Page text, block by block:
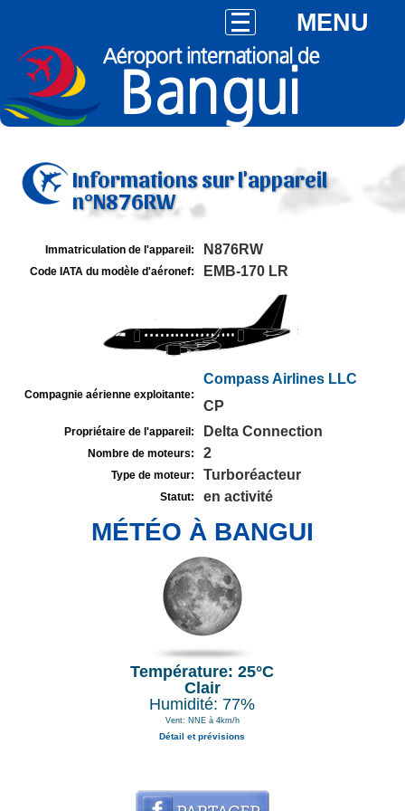
MENU
Informations sur l'appareil
n°N876RW
Immatriculation de l'appareil: N876RW
Code IATA du modèle d'aéronef: EMB-170 LR
Compagnie aérienne exploitante:
Compass Airlines LLC
CP
Propriétaire de l'appareil: Delta Connection
Nombre de moteurs: 2
Type de moteur: Turboréacteur
Statut: en activité
MÉTÉO À BANGUI
Température: 25°C
Clair
Humidité: 77%
Vent: NNE à 4km/h
Détail et prévisions